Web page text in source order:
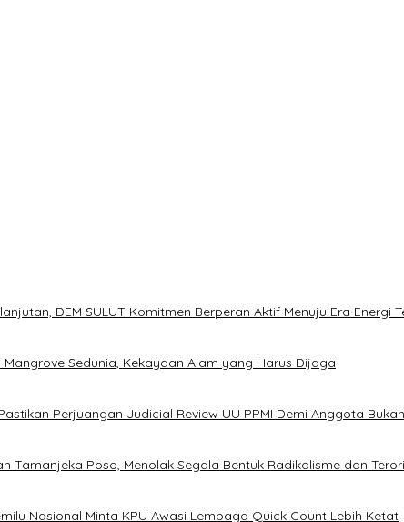
DEM SULUT Komitmen Berperan Aktif Menuju Era Energi
Sedunia, Kekayaan Alam yang Harus Dijaga
Perjuangan Judicial Review UU PPMI Demi Anggota
Tamanjeka Poso, Menolak Segala Bentuk Radikalisme dan
Nasional Minta KPU Awasi Lembaga Quick Count Lebih Ketat